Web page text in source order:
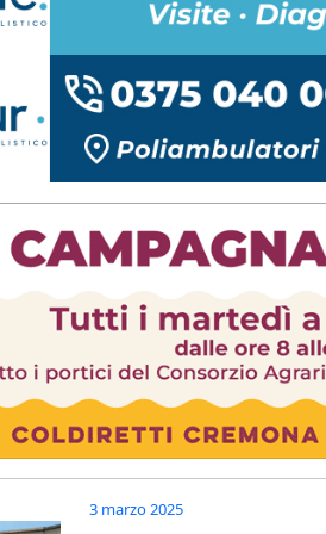
3 marzo 2025